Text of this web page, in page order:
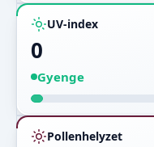
UV-index
0
Gyenge
Pollenhelyzet